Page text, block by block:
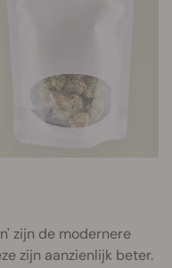
zijn de modernere
zijn aanzienlijk beter.